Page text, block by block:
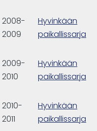
2008-
2009
Hyvinkään
paikallissarja
2009-
2010
Hyvinkään
paikallissarja
2010-
2011
Hyvinkään
paikallissarja